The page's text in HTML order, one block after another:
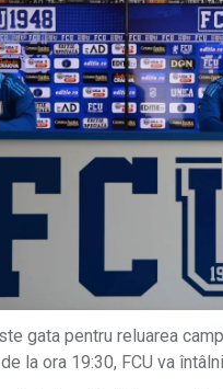
gata pentru reluarea
la ora 19:30, FCU va